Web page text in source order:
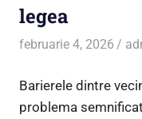
legea
februarie 4, 2026
Barierele dintre
problema